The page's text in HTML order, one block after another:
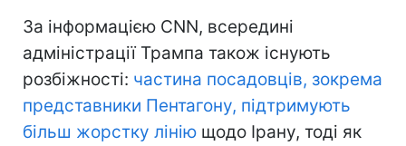
За інформацією CNN, всередині
адміністрації Трампа також існують
розбіжності: частина посадовців, зокрема
представники Пентагону, підтримують
більш жорстку лінію щодо Ірану, тоді як